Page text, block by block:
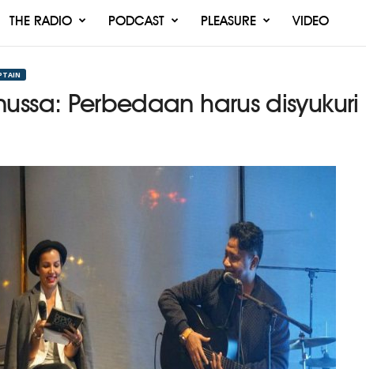
THE RADIO PODCAST PLEASURE VIDEO
Perbedaan harus disyukuri